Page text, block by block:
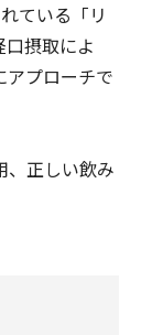
ている「リ
摂取によ
アプローチで
、正しい飲み